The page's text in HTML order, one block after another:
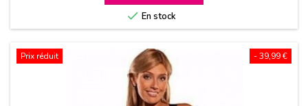
base
 En stock
- 39,99 €
Prix réduit